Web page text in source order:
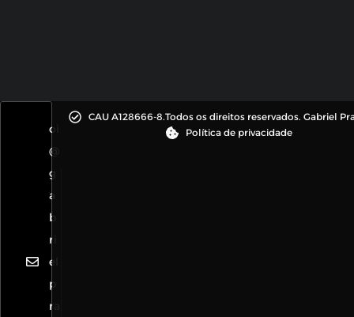
oi
@
g
a
b
ri
el
p
ra
CAU A128666-8.Todos os direitos reservados. Gabriel
Política de privacidade